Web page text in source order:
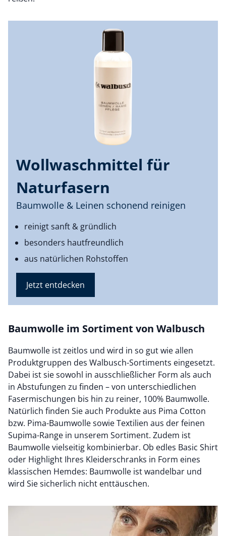
Wollwaschmittel für
Naturfasern
Baumwolle & Leinen schonend reinigen
reinigt sanft & gründlich
besonders hautfreundlich
aus natürlichen Rohstoffen
Jetzt entdecken
Baumwolle im Sortiment von Walbusch
Baumwolle ist zeitlos und wird in so gut wie allen
Produktgruppen des Walbusch-Sortiments eingesetzt.
Dabei ist sie sowohl in ausschließlicher Form als auch
in Abstufungen zu finden – von unterschiedlichen
Fasermischungen bis hin zu reiner, 100% Baumwolle.
Natürlich finden Sie auch Produkte aus Pima Cotton
bzw. Pima-Baumwolle sowie Textilien aus der feinen
Supima-Range in unserem Sortiment. Zudem ist
Baumwolle vielseitig kombinierbar. Ob edles Basic Shirt
oder Highlight Ihres Kleiderschranks in Form eines
klassischen Hemdes: Baumwolle ist wandelbar und
wird Sie sicherlich nicht enttäuschen.